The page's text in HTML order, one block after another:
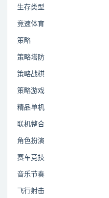
生存类型
竞速体育
策略
策略塔防
策略战棋
策略游戏
精品单机
联机整合
角色扮演
赛车竞技
音乐节奏
飞行射击